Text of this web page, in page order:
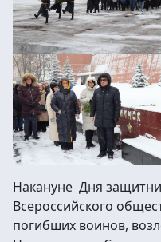
Накануне Дня
Всероссийского
погибших воинов,